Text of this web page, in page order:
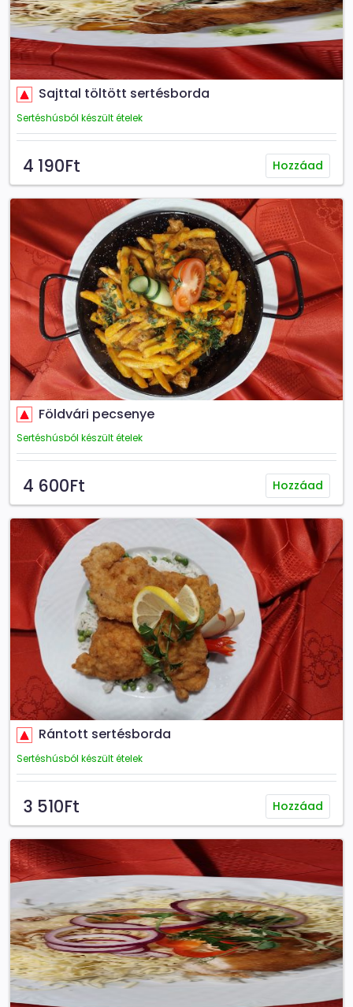
Sajttal töltött sertésborda
Sertéshúsból készült ételek
4 190Ft Hozzáad
Földvári pecsenye
Sertéshúsból készült ételek
4 600Ft Hozzáad
Rántott sertésborda
Sertéshúsból készült ételek
3 510Ft Hozzáad